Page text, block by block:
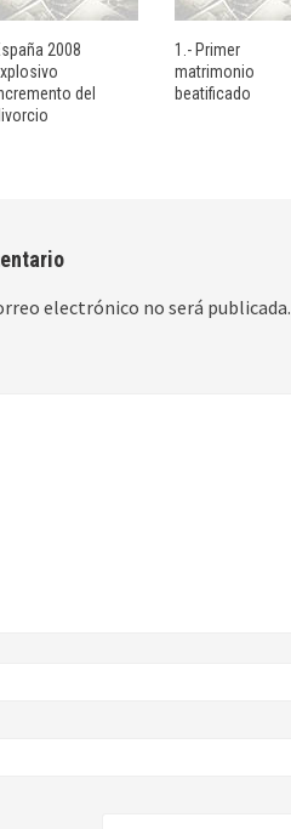
2008
del
1.- Primer
matrimonio
beatificado
electrónico no será publicada.